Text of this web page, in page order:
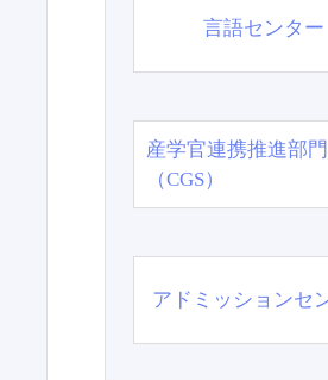
言語センター
産学官連携推進部門
（CGS）
アドミッションセ